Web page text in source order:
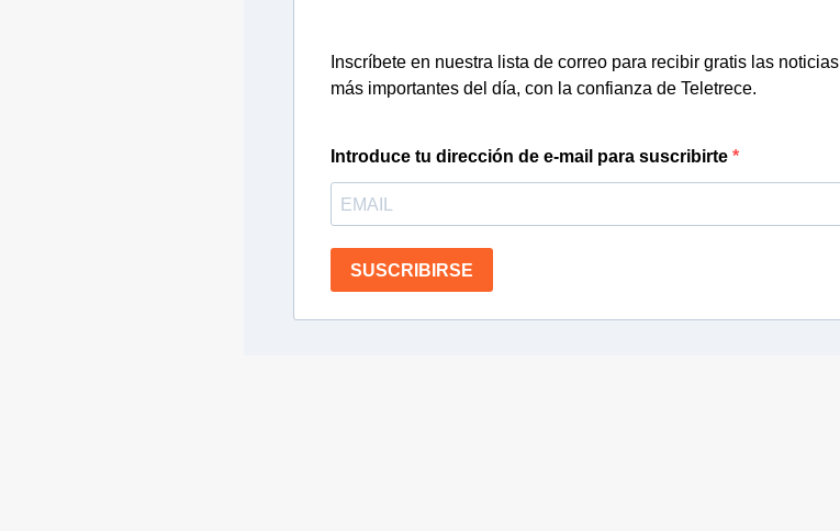
Inscríbete en nuestra lista de correo para recibir gratis las noticias
más importantes del día, con la confianza de Teletrece.
Introduce tu dirección de e-mail para suscribirte
SUSCRIBIRSE